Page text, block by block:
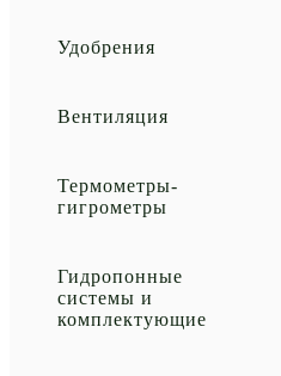
Удобрения
Вентиляция
Термометры-
гигрометры
Гидропонные
системы и
комплектующие